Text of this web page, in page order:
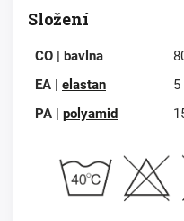
Složení
CO | bavlna
EA | elastan
5
PA | polyamid